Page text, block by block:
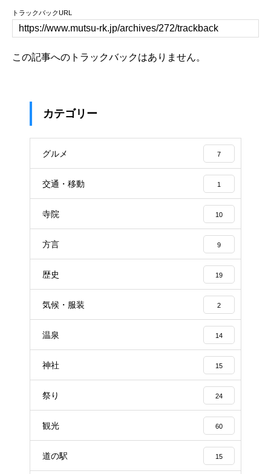
トラックバックURL
この記事へのトラックバックはありません。
カテゴリー
グルメ 7
交通・移動 1
寺院 10
方言 9
歴史 19
気候・服装 2
温泉 14
神社 15
祭り 24
観光 60
道の駅 15